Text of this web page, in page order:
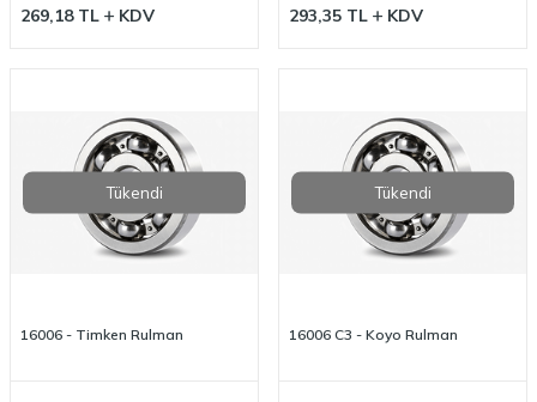
269,18TL KDV 293,35 TL KDV
Tükendi
16006 - Timken Rulman
Tükendi
16006 C3 - Koyo Rulman